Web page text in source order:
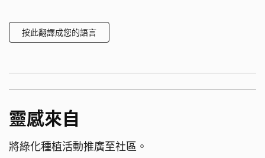
按此翻譯成您的語言
靈感來自
將綠化種植活動推廣至社區。